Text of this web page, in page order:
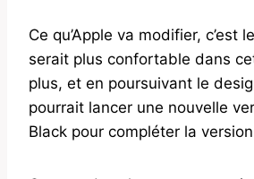
Ce qu’Apple va modifier, c’est
serait plus confortable dans
plus, et en poursuivant le
pourrait lancer une nouvelle
Black pour compléter la